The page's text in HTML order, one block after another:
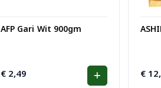
AFP Gari Wit 900gm
€ 2,49 €